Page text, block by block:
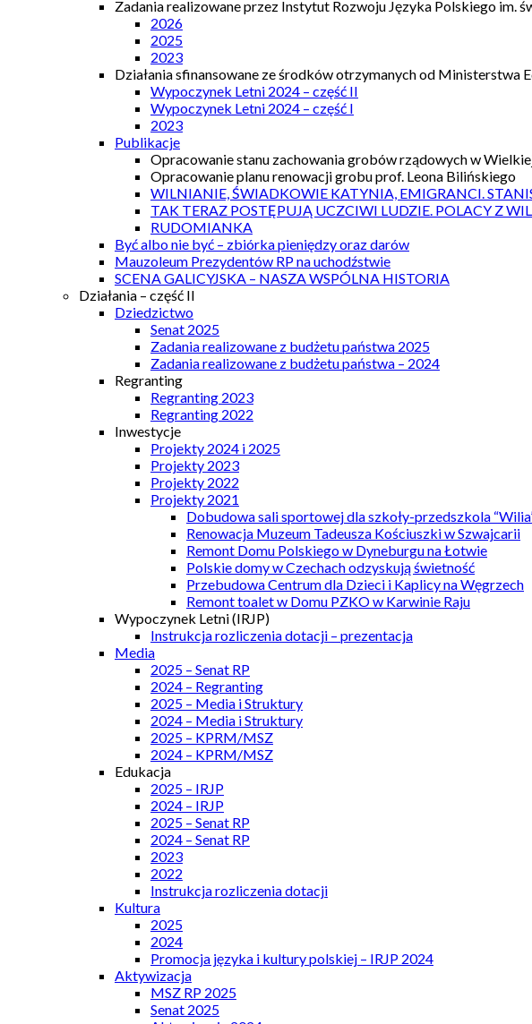
Zadania realizowane przez Instytut Rozwoju Języka Polskiego
2026
2025
2023
Działania sfinansowane ze środków otrzymanych od Ministerstwa
Wypoczynek Letni 2024 – część II
Wypoczynek Letni 2024 – część I
2023
Publikacje
Opracowanie stanu zachowania grobów rządowych w
Opracowanie planu renowacji grobu prof. Leona Bilińskiego
WILNIANIE, ŚWIADKOWIE KATYNIA, EMIGRANCI.
TAK TERAZ POSTĘPUJĄ UCZCIWI LUDZIE. POLACY Z
RUDOMIANKA
Być albo nie być – zbiórka pieniędzy oraz darów
Mauzoleum Prezydentów RP na uchodźstwie
SCENA GALICYJSKA – NASZA WSPÓLNA HISTORIA
Działania – część II
Dziedzictwo
Senat 2025
Zadania realizowane z budżetu państwa 2025
Zadania realizowane z budżetu państwa – 2024
Regranting
Regranting 2023
Regranting 2022
Inwestycje
Projekty 2024 i 2025
Projekty 2023
Projekty 2022
Projekty 2021
Dobudowa sali sportowej dla szkoły-przedszkola
Renowacja Muzeum Tadeusza Kościuszki w Szwajcarii
Remont Domu Polskiego w Dyneburgu na Łotwie
Polskie domy w Czechach odzyskują świetność
Przebudowa Centrum dla Dzieci i Kaplicy na Węgrzech
Remont toalet w Domu PZKO w Karwinie Raju
Wypoczynek Letni (IRJP)
Instrukcja rozliczenia dotacji – prezentacja
Media
2025 – Senat RP
2024 – Regranting
2025 – Media i Struktury
2024 – Media i Struktury
2025 – KPRM/MSZ
2024 – KPRM/MSZ
Edukacja
2025 – IRJP
2024 – IRJP
2025 – Senat RP
2024 – Senat RP
2023
2022
Instrukcja rozliczenia dotacji
Kultura
2025
2024
Promocja języka i kultury polskiej – IRJP 2024
Aktywizacja
MSZ RP 2025
Senat 2025